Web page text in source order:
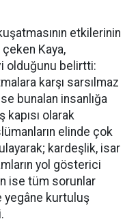
etkilerinin
Kaya,
olduğunu belirtti:
karşı sarsılmaz
bunalan insanlığa
kapısı olarak
elinde çok
kardeşlik, isar
yol gösterici
ise tüm sorunlar
yegâne kurtuluş